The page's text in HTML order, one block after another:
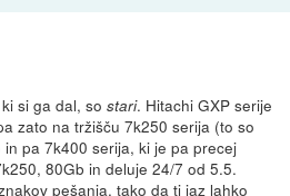
si ga dal, sostari. Hitachi GXP serije
zato na tržišču 7k250 serija (to so
pa 7k400 serija, ki je pa precej
80Gb in deluje 24/7 od 5.5.
pešanja, tako da ti jaz lahko